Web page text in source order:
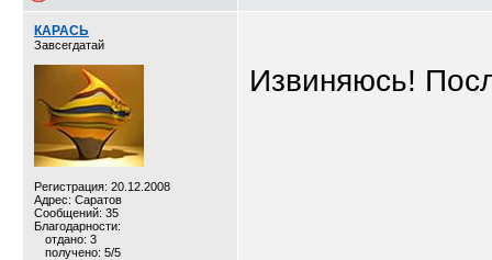
КАРАСЬ
Завсегдатай
Регистрация: 20.12.2008
Адрес: Саратов
Сообщений: 35
Благодарности:
отдано: 3
получено: 5/5
Извиняюсь!